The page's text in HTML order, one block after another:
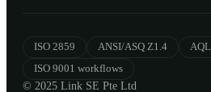
ISO 2859 ANSI/ASQ Z1.4
ISO 9001 workflows
© 2025 Link SE Pte Ltd